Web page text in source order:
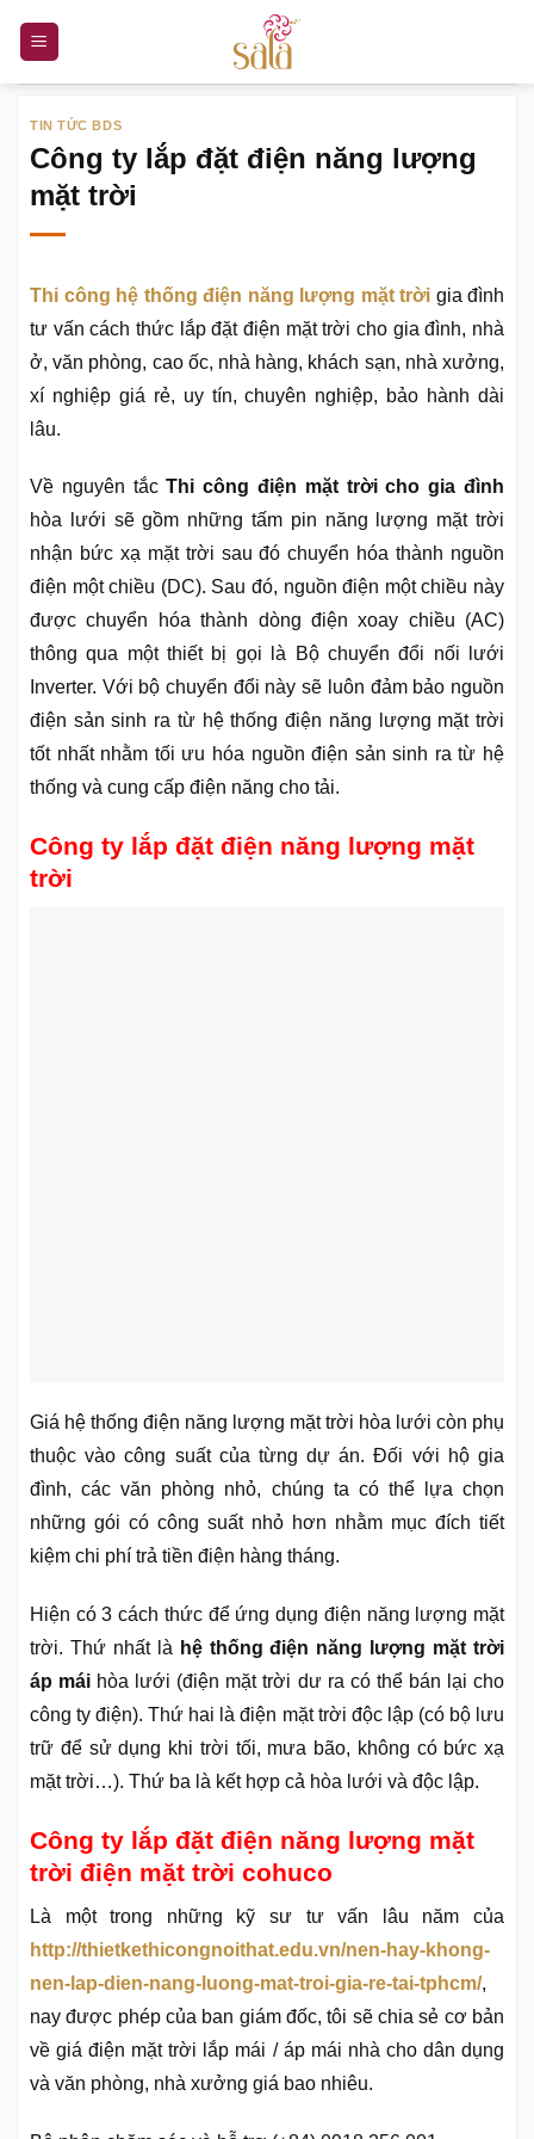
nội
TIN TỨC BDS
Công ty lắp đặt điện năng lượng
mặt trời
Thi công hệ thống điện năng lượng mặt trời gia đình
tư vấn cách thức lắp đặt điện mặt trời cho gia đình, nhà
ở, văn phòng, cao ốc, nhà hàng, khách sạn, nhà xưởng,
xí nghiệp giá rẻ, uy tín, chuyên nghiệp, bảo hành dài
lâu.
Về nguyên tắcThi công điện mặt trời cho gia đình
hòa lưới sẽ gồm những tấm pin năng lượng mặt trời
nhận bức xạ mặt trời sau đó chuyển hóa thành nguồn
điện một chiều (DC). Sau đó, nguồn điện một chiều này
được chuyển hóa thành dòng điện xoay chiều (AC)
thông qua một thiết bị gọi là Bộ chuyển đổi nối lưới
Inverter. Với bộ chuyển đổi này sẽ luôn đảm bảo nguồn
điện sản sinh ra từ hệ thống điện năng lượng mặt trời
tốt nhất nhằm tối ưu hóa nguồn điện sản sinh ra từ hệ
thống và cung cấp điện năng cho tải.
Công ty lắp đặt điện năng lượng mặt
trời
Giá hệ thống điện năng lượng mặt trời hòa lưới còn phụ
thuộc vào công suất của từng dự án. Đối với hộ gia
đình, các văn phòng nhỏ, chúng ta có thể lựa chọn
những gói có công suất nhỏ hơn nhằm mục đích tiết
kiệm chi phí trả tiền điện hàng tháng.
Hiện có 3 cách thức để ứng dụng điện năng lượng mặt
trời. Thứ nhất là hệ thống điện năng lượng mặt trời
áp mái hòa lưới (điện mặt trời dư ra có thể bán lại cho
công ty điện). Thứ hai là điện mặt trời độc lập (có bộ lưu
trữ để sử dụng khi trời tối, mưa bão, không có bức xạ
mặt trời…). Thứ ba là kết hợp cả hòa lưới và độc lập.
Công ty lắp đặt điện năng lượng mặt
trời điện mặt trời cohuco
Là một trong những kỹ sư tư vấn lâu năm của
http://thietkethicongnoithat.edu.vn/nen-hay-khong-
nen-lap-dien-nang-luong-mat-troi-gia-re-tai-tphcm/,
nay được phép của ban giám đốc, tôi sẽ chia sẻ cơ bản
về giá điện mặt trời lắp mái / áp mái nhà cho dân dụng
và văn phòng, nhà xưởng giá bao nhiêu.